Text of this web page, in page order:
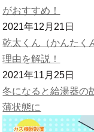
がおすすめ！
2021年12月21日
乾太くん（かんたく
理由を解説！
2021年11月25日
冬になると給湯器の
薄状態に